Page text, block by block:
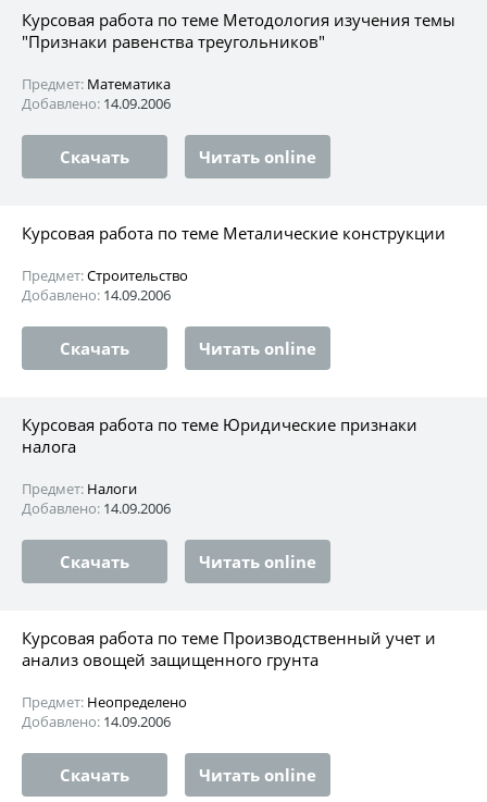
Курсовая работа по теме Методология изучения темы
"Признаки равенства треугольников"
Предмет: Математика
Добавлено: 14.09.2006
Скачать Читать online
Курсовая работа по теме Металические конструкции
Предмет:Строительство
Добавлено: 14.09.2006
Скачать Читать online
Курсовая работа по теме Юридические признаки
налога
Предмет: Налоги
Добавлено: 14.09.2006
Скачать Читать online
Курсовая работа по теме Производственный учет и
анализ овощей защищенного грунта
Предмет: Неопределено
Добавлено: 14.09.2006
Скачать Читать online